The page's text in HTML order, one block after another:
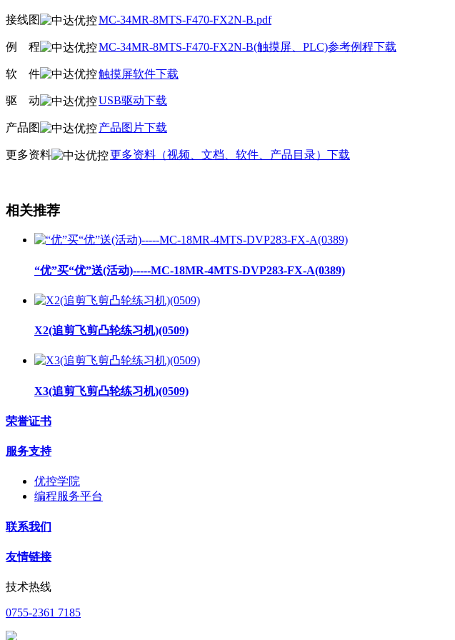
接线图 MC-34MR-8MTS-F470-FX2N-B.pdf
例 程 MC-34MR-8MTS-F470-FX2N-B(触摸屏、PLC)参考例程下载
软 件 触摸屏软件下载
驱 动 USB驱动下载
产品图 产品图片下载
更多资料 更多资料（视频、文档、软件、产品目录）下载
相关推荐
“优”买“优”送(活动)-----MC-18MR-4MTS-DVP283-FX-A(0389)
X2(追剪飞剪凸轮练习机)(0509)
X3(追剪飞剪凸轮练习机)(0509)
荣誉证书
服务支持
优控学院
编程服务平台
联系我们
友情链接
技术热线
0755-2361 7185